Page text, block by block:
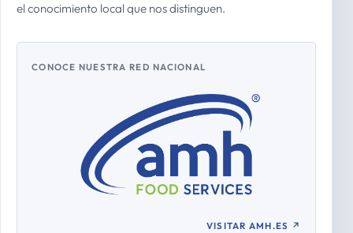
el conocimiento local que nos distinguen.
CONOCE NUESTRA RED NACIONAL
VISITAR AMH.ES ↗